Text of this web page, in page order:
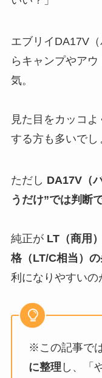
エブリイDA17V
らキャンプやア
気。
見た目をカッコ
する方も多いでし
ただし DA17V（
うだけ”では判断
純正が LT（商用
格（LT/C相当）
利になりやすいの
※この記事では
に整理 し、「